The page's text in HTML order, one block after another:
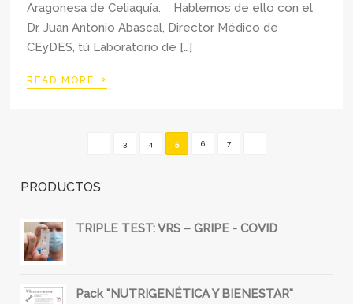
Aragonesa de Celiaquía. Hablemos de ello con el
Dr. Juan Antonio Abascal, Director Médico de
CEyDES, tú Laboratorio de […]
READ MORE ›
... 3 4 5 6 7 ...
PRODUCTOS
TRIPLE TEST: VRS – GRIPE - COVID
Pack "NUTRIGENÉTICA Y BIENESTAR"